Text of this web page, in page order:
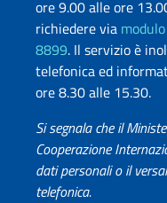
ore 9.00 alle ore
richiedere via
8899. Il servizio è
telefonica ed
ore 8.30 alle 15.30.
Si segnala che il
Cooperazione
dati personali o il
telefonica.